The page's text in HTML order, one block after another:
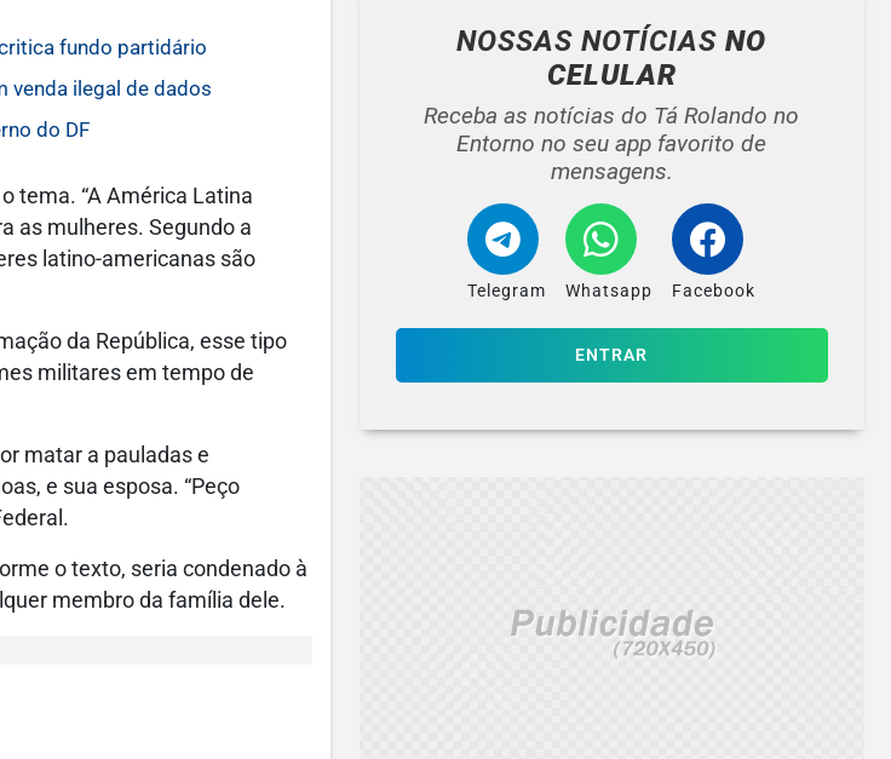
fundo partidário
venda ilegal de dados
do DF
tema. “A América Latina
as mulheres. Segundo a
latino-americanas são
da República, esse tipo
militares em tempo de
matar a pauladas e
e sua esposa. “Peço
o texto, seria condenado à
membro da família dele.
NOSSAS NOTÍCIASNO
CELULAR
Receba as notícias do Tá Rolando no
Entorno no seu app favorito de
mensagens.
Telegram Whatsapp Facebook
ENTRAR